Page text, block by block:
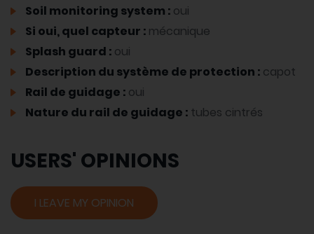
Soil monitoring system : oui
Si oui, quel capteur : mécanique
Splash guard : oui
Description du système de protection : capot
Rail de guidage : oui
Nature du rail de guidage : tubes cintrés
USERS' OPINIONS
I LEAVE MY OPINION